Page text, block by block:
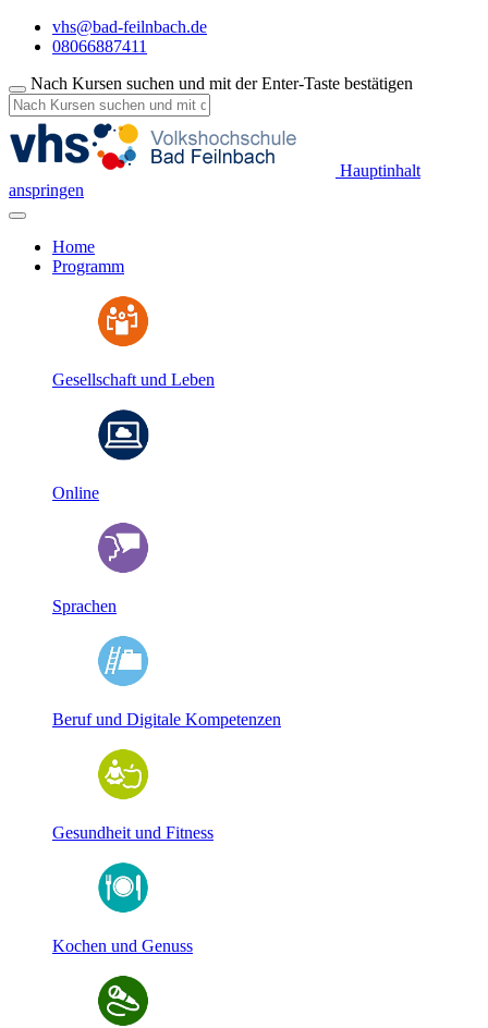
vhs@bad-feilnbach.de
08066887411
Nach Kursen suchen und mit der Enter-Taste bestätigen
Hauptinhalt
anspringen
Home
Programm
Gesellschaft und Leben
Online
Sprachen
Beruf und Digitale Kompetenzen
Gesundheit und Fitness
Kochen und Genuss